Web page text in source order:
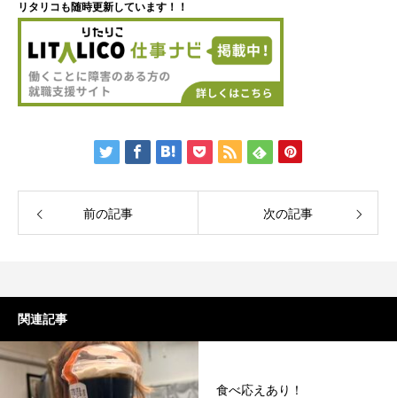
リタリコも随時更新しています！！
前の記事 次の記事
関連記事
食べ応えあり！